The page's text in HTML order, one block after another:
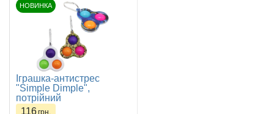
НОВИНКА
Іграшка-антистрес
"Simple Dimple",
потрійний
116